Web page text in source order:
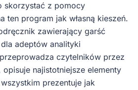
skorzystać z pomocy
ten program jak własną kieszeń.
zawierający garść
adeptów analityki
czytelników przez
najistotniejsze elementy
prezentuje jak